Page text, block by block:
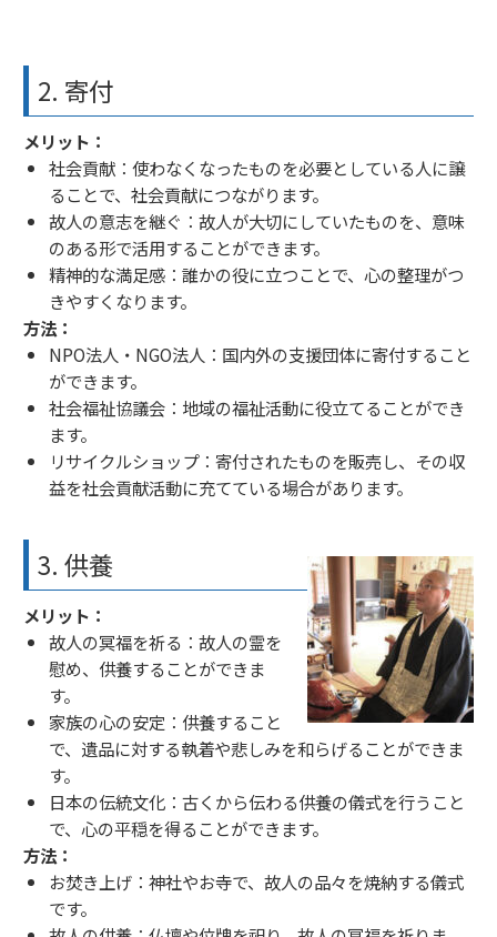
2. 寄付
メリット：
社会貢献：使わなくなったものを必要としている人に譲
ることで、社会貢献につながります。
故人の意志を継ぐ：故人が大切にしていたものを、意味
のある形で活用することができます。
精神的な満足感：誰かの役に立つことで、心の整理がつ
きやすくなります。
方法：
NPO法人・NGO法人：国内外の支援団体に寄付すること
ができます。
社会福祉協議会：地域の福祉活動に役立てることができ
ます。
リサイクルショップ：寄付されたものを販売し、その収
益を社会貢献活動に充てている場合があります。
3. 供養
メリット：
故人の冥福を祈る：故人の霊を
慰め、供養することができま
す。
家族の心の安定：供養すること
で、遺品に対する執着や悲しみを和らげることができま
す。
日本の伝統文化：古くから伝わる供養の儀式を行うこと
で、心の平穏を得ることができます。
方法：
お焚き上げ：神社やお寺で、故人の品々を焼納する儀式
です。